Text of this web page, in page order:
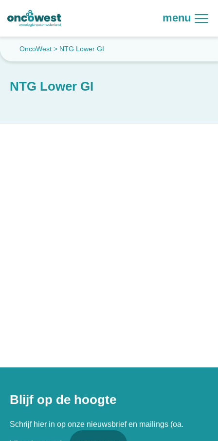
menu
OncoWest > NTG Lower GI
NTG Lower GI
Blijf op de hoogte
Schrijf hier in op onze nieuwsbrief en mailings (oa.